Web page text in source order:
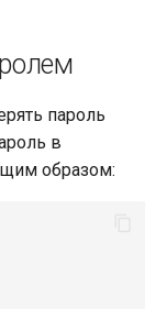
пароль
в
образом: